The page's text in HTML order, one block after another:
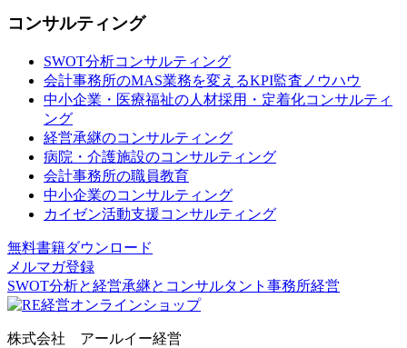
コンサルティング
SWOT分析コンサルティング
会計事務所のMAS業務を変えるKPI監査ノウハウ
中小企業・医療福祉の人材採用・定着化コンサルティ
ング
経営承継のコンサルティング
病院・介護施設のコンサルティング
会計事務所の職員教育
中小企業のコンサルティング
カイゼン活動支援コンサルティング
無料書籍ダウンロード
メルマガ登録
SWOT分析と経営承継とコンサルタント事務所経営
株式会社 アールイー経営